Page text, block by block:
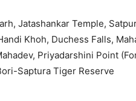
Jatashankar Temple,
Khoh, Duchess Falls,
Priyadarshini Point
Saptura Tiger Reserve